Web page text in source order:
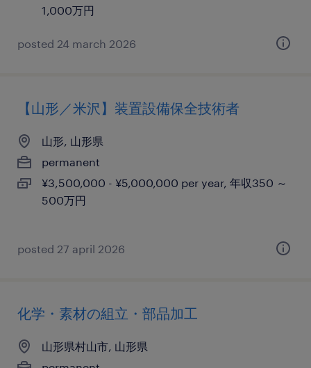
1,000万円
posted 24 march 2026
【山形／米沢】装置設備保全技術者
山形, 山形県
permanent
¥3,500,000 - ¥5,000,000 per year, 年収350 ～
500万円
posted 27 april 2026
化学・素材の組立・部品加工
山形県村山市, 山形県